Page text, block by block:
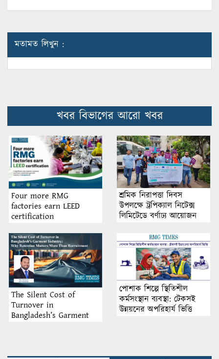
মতামত লিখুন :
খবর বিভাগের আরো খবর
Four more RMG
factories earn LEED
certification
শ্রমিক নিরাপত্তা দিবস
উপলক্ষে ট্রপিক্যাল নিটেক্স
লিমিটেডে বর্ণাঢ্য আয়োজন
The Silent Cost of
Turnover in
Bangladesh’s Garment
পোশাক শিল্পে স্থিতিশীল
কর্মসংস্থান ব্যবস্থা: টেকসই
উন্নয়নের অপরিহার্য ভিত্তি